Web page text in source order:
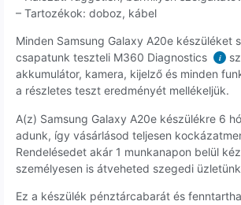
– Tartozékok: doboz, kábel
Minden Samsung Galaxy A20e készüléket
csapatunk teszteli M360 Diagnostics
i
akkumulátor, kamera, kijelző és minden
a részletes teszt eredményét mellékeljük.
A(z) Samsung Galaxy A20e készülékre 6
adunk, így vásárlásod teljesen
Rendelésedet akár 1 munkanapon belül
személyesen is átveheted szegedi
Ez a készülék pénztárcabarát és